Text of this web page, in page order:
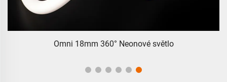
Boční 1225 Kupole LumiOpal Boční 1225 Kupole